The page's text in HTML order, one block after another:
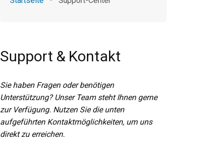
Support & Kontakt
Sie haben Fragen oder benötigen
Unterstützung? Unser Team steht Ihnen gerne
zur Verfügung. Nutzen Sie die unten
aufgeführten Kontaktmöglichkeiten, um uns
direkt zu erreichen.